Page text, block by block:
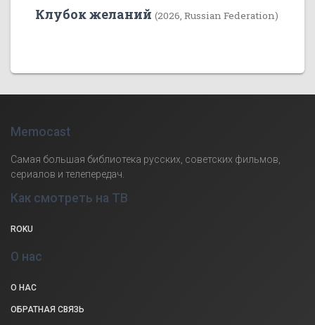
Клубок желаний (2026, Russian Federation)
Memocast
Самая большая библиотека русских, советских фильмов,
сериалов и телепередач.
Как смотреть на ТВ
ROKU
О нас
О НАС
ОБРАТНАЯ СВЯЗЬ